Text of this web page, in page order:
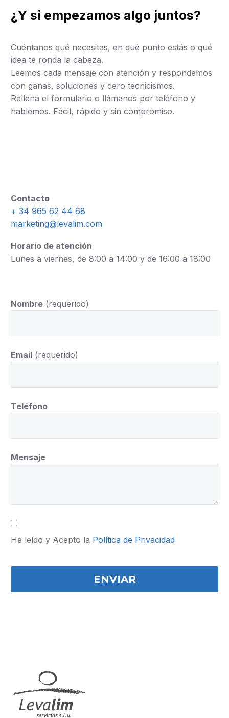
¿Y si empezamos algo juntos?
Cuéntanos qué necesitas, en qué punto estás o qué
idea te ronda la cabeza.
Leemos cada mensaje con atención y respondemos
con ganas, soluciones y cero tecnicismos.
Rellena el formulario o llámanos por teléfono y
hablemos. Fácil, rápido y sin compromiso.
Contacto
+ 34 965 62 44 68
marketing@levalim.com
Horario de atención
Lunes a viernes, de 8:00 a 14:00 y de 16:00 a 18:00
Nombre (requerido)
Email (requerido)
Teléfono
Mensaje
He leído y Acepto la Política de Privacidad